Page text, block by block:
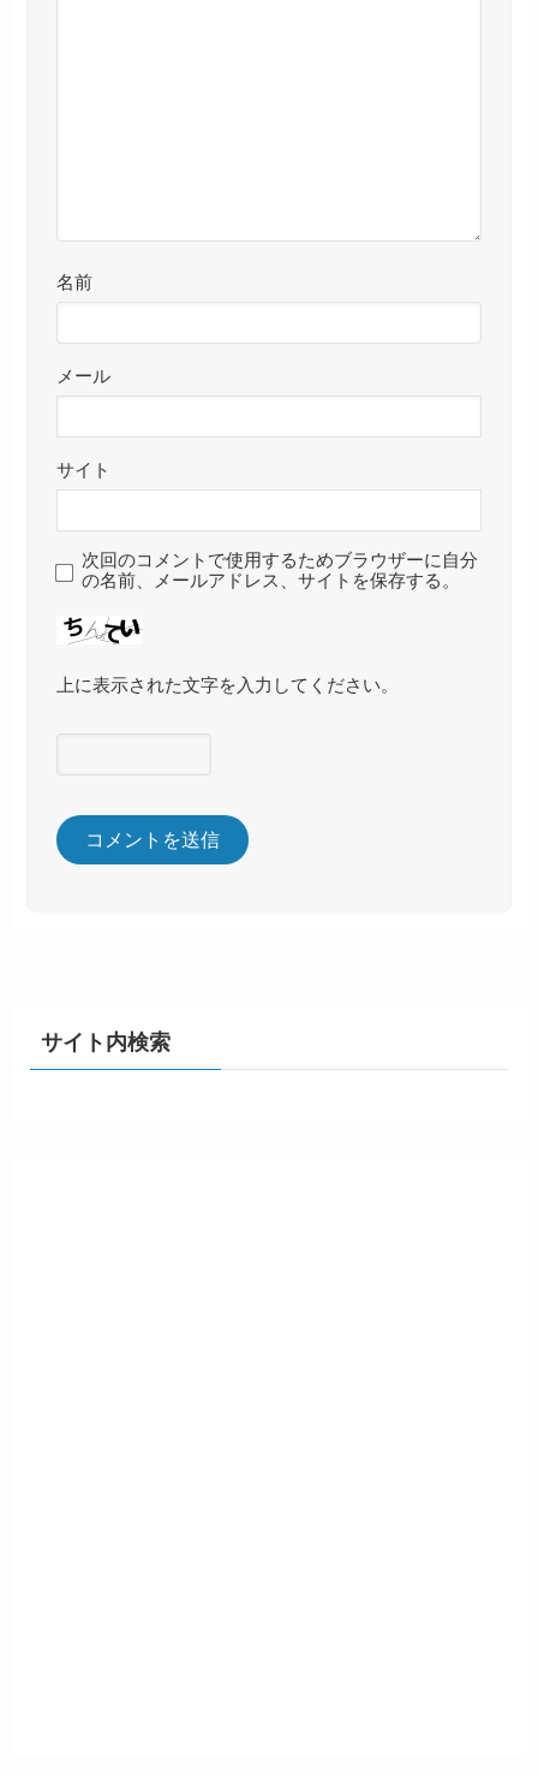
名前
メール
サイト
次回のコメントで使用するためブラウザーに自分
の名前、メールアドレス、サイトを保存する。
上に表示された文字を入力してください。
サイト内検索